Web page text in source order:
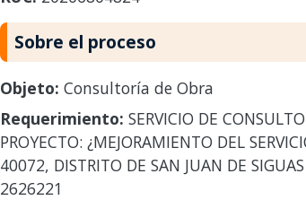
Sobre el proceso
Objeto: Consultoría de Obra
Requerimiento: SERVICIO DE
PROYECTO: ¿MEJORAMIENTO DEL
40072, DISTRITO DE SAN JUAN DE
2626221